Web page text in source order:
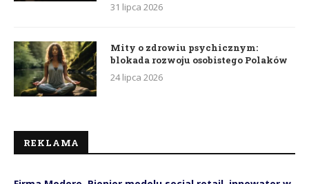
31 lipca 2026
Mity o zdrowiu psychicznym:
blokada rozwoju osobistego Polaków
24 lipca 2026
REKLAMA